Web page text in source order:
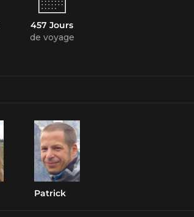
457 Jours
de voyage
Patrick